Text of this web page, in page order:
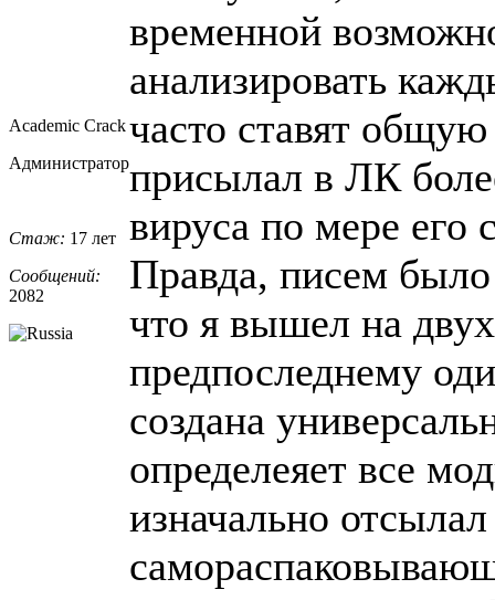
Academic Crack
Администратор
Стаж: 17 лет
Сообщений:
2082
временной
анализировать
часто ставят
присылал в ЛК
вируса по мере его
Правда, писем было
что я вышел на
предпоследнему
создана
определеяет все
изначально